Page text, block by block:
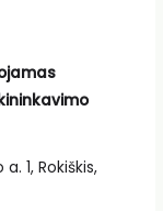
1, Rokiškis,